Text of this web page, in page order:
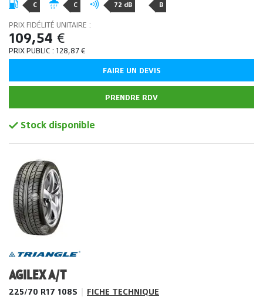
C C 72 dB B
PRIX FIDÉLITÉ UNITAIRE :
109,54 €
PRIX PUBLIC : 128,87€
FAIRE UN DEVIS
PRENDRE RDV
Stock disponible
AGILEX A/T
225/70 R17 108S FICHE TECHNIQUE